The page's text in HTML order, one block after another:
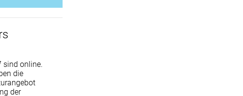
sind online.
die
der